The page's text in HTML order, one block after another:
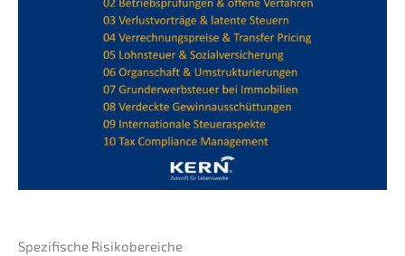
Spezi­fi­sche Risikobereiche